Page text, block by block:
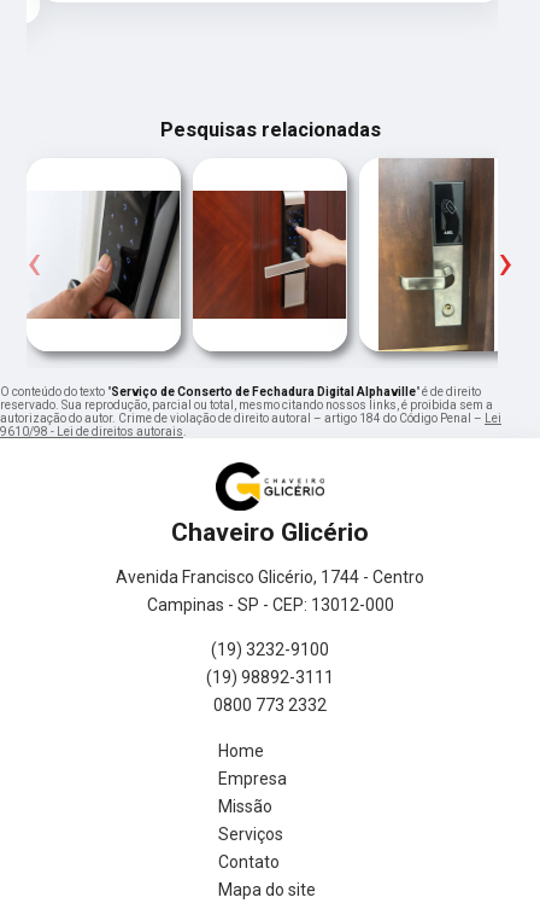
Pesquisas relacionadas
‹ ›
O conteúdo do texto "Serviço de Conserto de Fechadura Digital Alphaville" é de direito
reservado. Sua reprodução, parcial ou total, mesmo citando nossos links, é proibida sem a
autorização do autor. Crime de violação de direito autoral – artigo 184 do Código Penal – Lei
9610/98 - Lei de direitos autorais.
Chaveiro Glicério
Avenida Francisco Glicério, 1744 - Centro
Campinas - SP - CEP: 13012-000
(19) 3232-9100
(19) 98892-3111
0800 773 2332
Home
Empresa
Missão
Serviços
Contato
Mapa do site